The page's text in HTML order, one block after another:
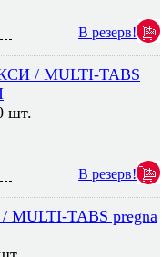
В резерв!
/ MULTI-TABS
шт.
В резерв!
MULTI-TABS pregna